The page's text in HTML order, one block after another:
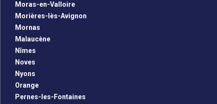
Moras-en-Valloire
Morières-lès-Avignon
Mornas
Malaucène
Nîmes
Noves
Nyons
Orange
Pernes-les-Fontaines